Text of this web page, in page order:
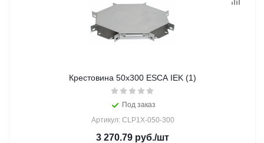
Крестовина 50х300 ESCA IEK (1)
Под заказ
Артикул: CLP1X-050-300
3 270.79 руб./шт